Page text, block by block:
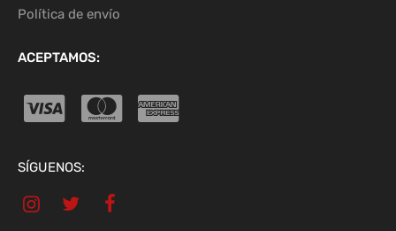
Política de envío
ACEPTAMOS:
SÍGUENOS: